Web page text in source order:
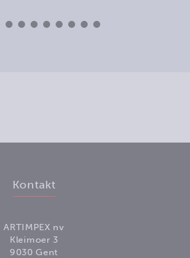
Kontakt
ARTIMPEX nv
Kleimoer 3
9030 Gent